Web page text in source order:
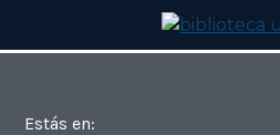
Estás en: